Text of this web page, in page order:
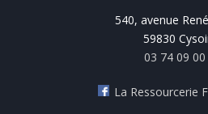
540, avenue
59830
03 74 09 00
La Ressourcerie